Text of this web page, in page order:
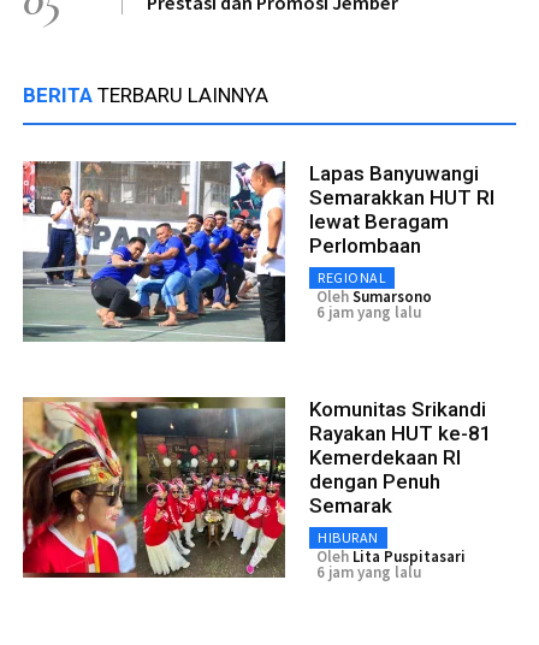
BERITA TERBARU LAINNYA
Lapas Banyuwangi
Semarakkan HUT RI
lewat Beragam
Perlombaan
REGIONAL
OlehSumarsono
6 jam yang lalu
Komunitas Srikandi
Rayakan HUT ke-81
Kemerdekaan RI
dengan Penuh
Semarak
HIBURAN
Oleh Lita Puspitasari
6 jam yang lalu